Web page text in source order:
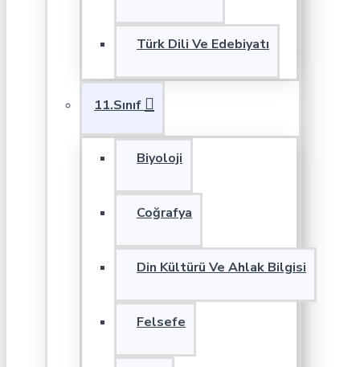
Türk Dili Ve Edebiyatı
11.Sınıf
Biyoloji
Coğrafya
Din Kültürü Ve Ahlak Bilgisi
Felsefe